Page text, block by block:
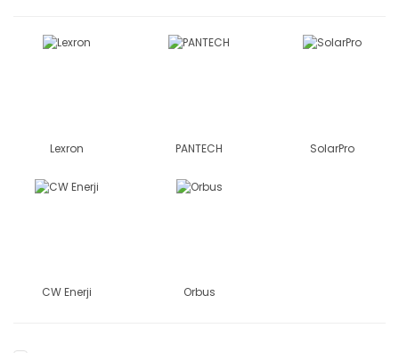
Lexron PANTECH SolarPro
CW Enerji Orbus